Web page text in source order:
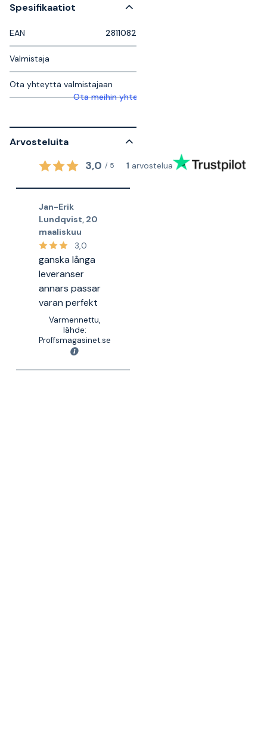
Spesifikaatiot
EAN 2811082
Valmistaja
Ota yhteyttä valmistajaan
Ota meihin yhteyttä saadaksesi lisätietoja
Arvosteluita
3,0 / 5 1 arvostelua
Jan-Erik
Lundqvist, 20
maaliskuu
3,0
ganska långa
leveranser
annars passar
varan perfekt
Varmennettu,
lähde:
Proffsmagasinet.se